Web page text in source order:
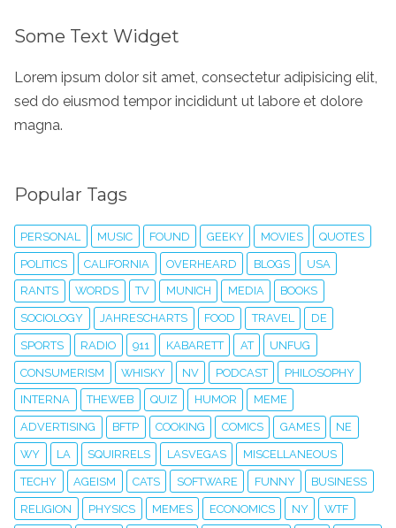
Some Text Widget
Lorem ipsum dolor sit amet, consectetur adipisicing elit,
sed do eiusmod tempor incididunt ut labore et dolore
magna.
Popular Tags
PERSONAL MUSIC FOUND GEEKY MOVIES QUOTES
POLITICS CALIFORNIA OVERHEARD BLOGS USA
RANTS WORDS TV MUNICH MEDIA BOOKS
SOCIOLOGY JAHRESCHARTS FOOD TRAVEL DE
SPORTS RADIO 911 KABARETT AT UNFUG
CONSUMERISM WHISKY NV PODCAST PHILOSOPHY
INTERNA THEWEB QUIZ HUMOR MEME
ADVERTISING BFTP COOKING COMICS GAMES NE
WY LA SQUIRRELS LASVEGAS MISCELLANEOUS
TECHY AGEISM CATS SOFTWARE FUNNY BUSINESS
RELIGION PHYSICS MEMES ECONOMICS NY WTF